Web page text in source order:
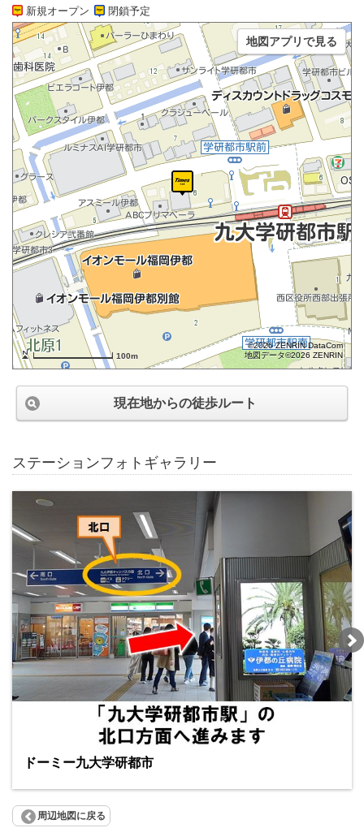
新規オープン 閉鎖予定
100m
©2026 ZENRIN DataCom
地図データ©2026 ZENRIN
地図アプリで見る
現在地からの徒歩ルート
ステーションフォトギャラリー
ドーミー九大学研都市
周辺地図に戻る